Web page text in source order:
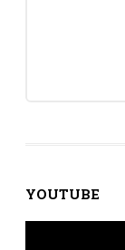
YOUTUBE